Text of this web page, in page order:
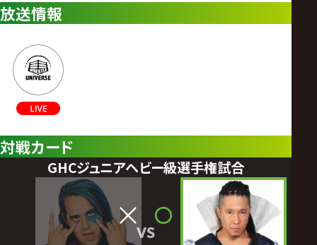
放送情報
対戦カード
GHCジュニアヘビー級選手権試合
VS